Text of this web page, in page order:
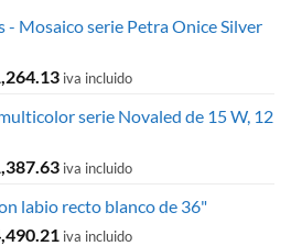
- Mosaico serie Petra Onice Silver
El
actual
$1,264.13.
iva incluido
serie Novaled de 15 W, 12
El
actual
es:
iva incluido
labio recto blanco de 36"
El
iva incluido